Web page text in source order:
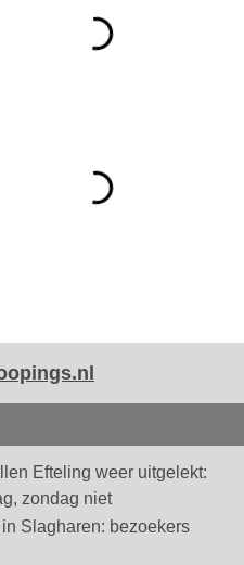
Efteling weer uitgelekt:
zondag niet
Slagharen: bezoekers